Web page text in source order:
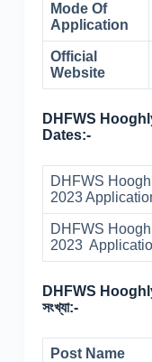
Mode Of
Application
Official
Website
DHFWS
Dates:-
DHFWS
2023
DHFWS
2023
DHFWS
সংখ্যা:-
Post Name